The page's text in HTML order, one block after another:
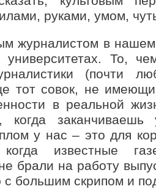
руками, умом,
журналистом в
То,
(почти
тот совок, не
в реальной
когда
у нас – это для
известные
брали на работу
с большим скрипом и